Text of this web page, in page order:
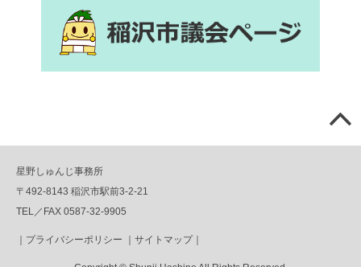
星野しゅんじ事務所
〒492-8143 稲沢市駅前3-2-21
TEL／FAX 0587-32-9905
プライバシーポリシー サイトマップ｜